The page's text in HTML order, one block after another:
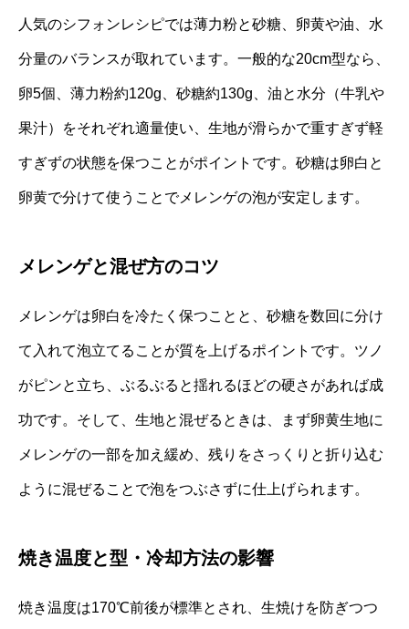
人気のシフォンレシピでは薄力粉と砂糖、卵黄や油、水
分量のバランスが取れています。一般的な20cm型なら、
卵5個、薄力粉約120g、砂糖約130g、油と水分（牛乳や
果汁）をそれぞれ適量使い、生地が滑らかで重すぎず軽
すぎずの状態を保つことがポイントです。砂糖は卵白と
卵黄で分けて使うことでメレンゲの泡が安定します。
メレンゲと混ぜ方のコツ
メレンゲは卵白を冷たく保つことと、砂糖を数回に分け
て入れて泡立てることが質を上げるポイントです。ツノ
がピンと立ち、ぶるぶると揺れるほどの硬さがあれば成
功です。そして、生地と混ぜるときは、まず卵黄生地に
メレンゲの一部を加え緩め、残りをさっくりと折り込む
ように混ぜることで泡をつぶさずに仕上げられます。
焼き温度と型・冷却方法の影響
焼き温度は170℃前後が標準とされ、生焼けを防ぎつつ